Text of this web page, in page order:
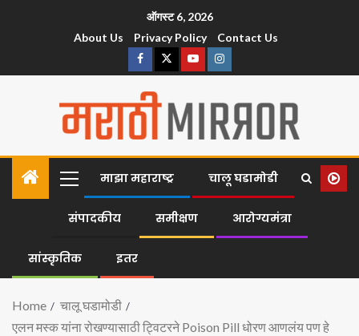
ऑगस्ट 6, 2026
About Us
Privacy Policy Contact Us
माझा महाराष्ट्र चालू घडामोडी
संपादकीय समीक्षण आरोग्यमंत्रा
सांस्कृतिक इतर
Home
चालू घडामोडी
एलन मस्क यांना रोखण्यासाठी ट्विटरने Poison Pill धोरण आणलंय पण हे